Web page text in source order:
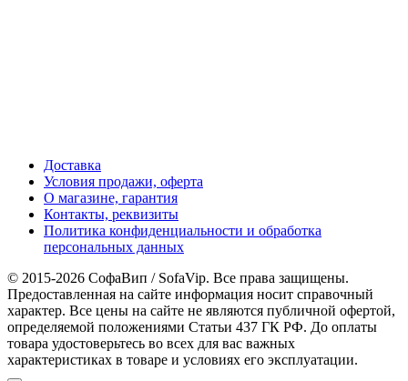
Доставка
Условия продажи, оферта
О магазине, гарантия
Контакты, реквизиты
Политика конфиденциальности и обработка
персональных данных
© 2015-2026 СофаВип / SofaVip. Все права защищены.
Предоставленная на сайте информация носит справочный
характер. Все цены на сайте не являются публичной офертой,
определяемой положениями Статьи 437 ГК РФ. До оплаты
товара удостоверьтесь во всех для вас важных
характеристиках в товаре и условиях его эксплуатации.